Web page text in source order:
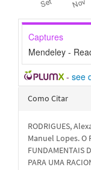
Captures
Mendeley -
- see
Detalhes
artigo
Como Citar
RODRIGUES,
Manuel Lopes. O
FUNDAMENTAIS
PARA UMA